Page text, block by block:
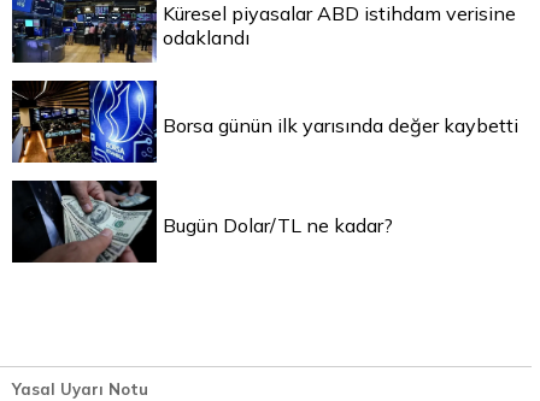
Küresel piyasalar ABD istihdam verisine
odaklandı
Borsa günün ilk yarısında değer kaybetti
Bugün Dolar/TL ne kadar?
Yasal Uyarı Notu